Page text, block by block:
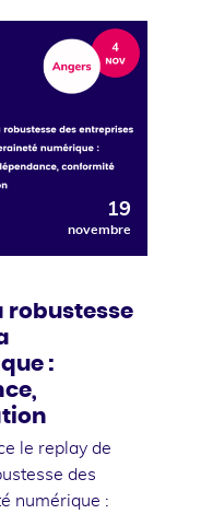
19
novembre
robustesse
:
le replay de
des
numérique :